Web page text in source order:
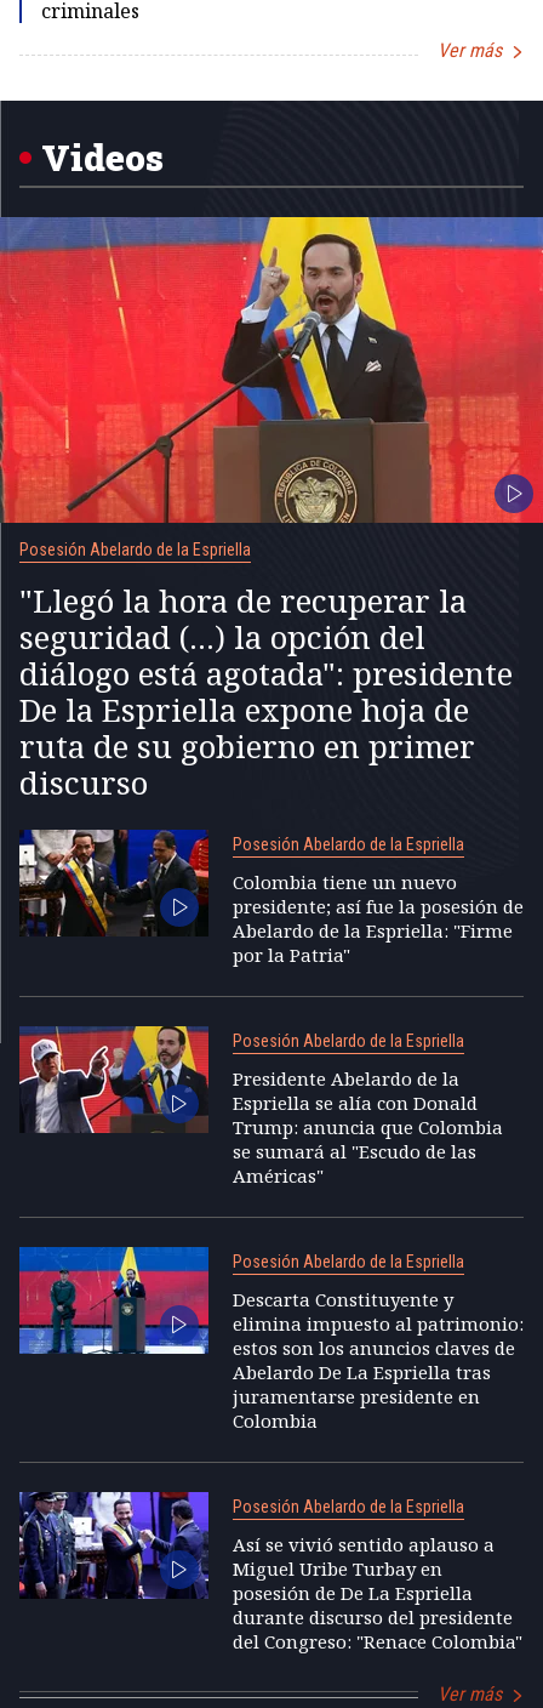
criminales
Ver más
1
Videos
Posesión Abelardo de la Espriella
"Llegó la hora de recuperar la
seguridad (...) la opción del
diálogo está agotada": presidente
De la Espriella expone hoja de
ruta de su gobierno en primer
discurso
Posesión Abelardo de la Espriella
Colombia tiene un nuevo
presidente; así fue la posesión de
Abelardo de la Espriella: "Firme
por la Patria"
Posesión Abelardo de la Espriella
Presidente Abelardo de la
Espriella se alía con Donald
Trump: anuncia que Colombia
se sumará al "Escudo de las
Américas"
Posesión Abelardo de la Espriella
Descarta Constituyente y
elimina impuesto al patrimonio:
estos son los anuncios claves de
Abelardo De La Espriella tras
juramentarse presidente en
Colombia
Posesión Abelardo de la Espriella
Así se vivió sentido aplauso a
Miguel Uribe Turbay en
posesión de De La Espriella
durante discurso del presidente
del Congreso: "Renace Colombia"
Ver más